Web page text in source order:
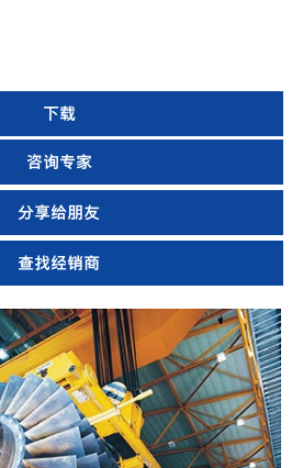
下载
咨询专家
分享给朋友
查找经销商